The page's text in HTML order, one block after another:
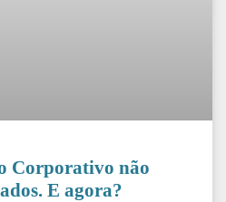
Corporativo não
E agora?